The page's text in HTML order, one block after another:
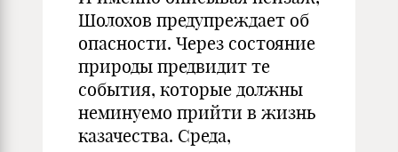
Шолохов предупреждает об
опасности. Через состояние
природы предвидит те
события, которые должны
неминуемо прийти в жизнь
казачества. Среда,